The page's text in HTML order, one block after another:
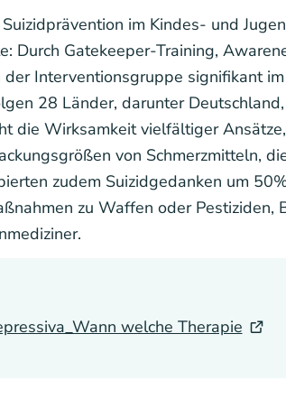
im Kindes- und
Durch Gatekeeper-Training,
Interventionsgruppe signifikant
28 Länder, darunter
die Wirksamkeit vielfältiger
von Schmerzmitteln,
zudem Suizidgedanken um
zu Waffen oder
welche Therapie